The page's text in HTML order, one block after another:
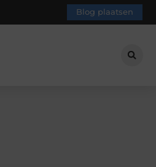
Blog plaatsen